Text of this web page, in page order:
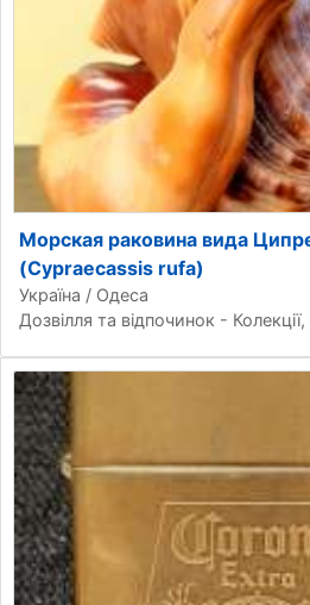
Морская раковина вида
(Cypraecassis rufa)
Україна / Одеса
Дозвілля та відпочинок - Колекції,